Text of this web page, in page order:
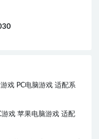
戏 PC电脑游戏 适配系
戏 苹果电脑游戏 适配